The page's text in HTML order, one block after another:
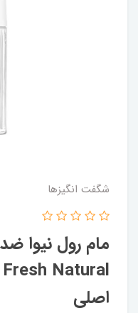
شگفت انگيزها
مام رول نیوا
اصلی